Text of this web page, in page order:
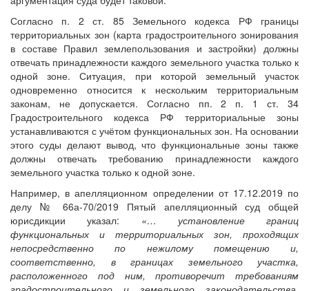
Согласно п. 2 ст. 85 Земельного кодекса РФ границы
территориальных зон (карта градостроительного зонирования
в составе Правил землепользования и застройки) должны
отвечать принадлежности каждого земельного участка только к
одной зоне. Ситуация, при которой земельный участок
одновременно относится к нескольким территориальным
законам, не допускается. Согласно пп. 2 п. 1 ст. 34
Градостроительного кодекса РФ территориальные зоны
устанавливаются с учётом функциональных зон. На основании
этого суды делают вывод, что функциональные зоны также
должны отвечать требованию принадлежности каждого
земельного участка только к одной зоне.
Например, в апелляционном определении от 17.12.2019 по
делу № 66а-70/2019 Пятый апелляционный суд общей
юрисдикции указал: «… установление границ
функциональных и территориальных зон, проходящих
непосредственно по нежилому помещению и,
соответственно, в границах земельного участка,
расположенного под ним, противоречит требованиям